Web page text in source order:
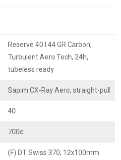
Reserve 40 I 44 GR Carbon,
Turbulent Aero Tech, 24h,
tubeless ready
Sapim CX-Ray Aero, straight-pull
40
700c
(F) DT Swiss 370, 12x100mm